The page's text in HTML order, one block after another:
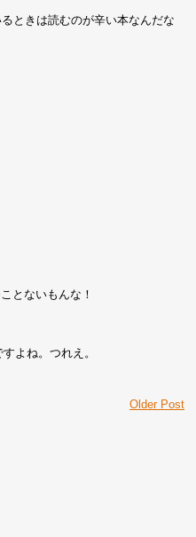
ときは読むのが辛い本なんだな
とないもんな！
よね。つれえ。
Older Post